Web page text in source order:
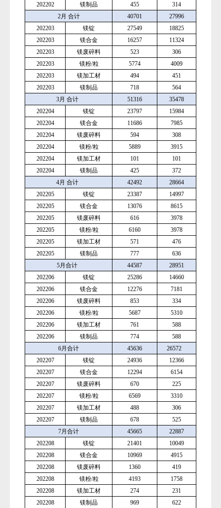
202202
镁制品 455
314
2月 合计
40701
27996
202203
镁锭 27549
18825
202203
镁合金 16257
11324
202203
镁废碎料 523
306
202203
镁粉/粒 5774
4009
202203
镁加工材 494
451
202203
镁制品 718
564
3月 合计
51316
35478
202204
镁锭 23797
15984
202204
镁合金 11686
7985
202204
镁废碎料 594
308
202204
镁粉/粒 5889
3915
202204
镁加工材 101
101
202204
镁制品 425
372
4月 合计
42492
28664
202205
镁锭 23387
14997
202205
镁合金 13076
8615
202205
镁废碎料 616
3978
202205
镁粉/粒 6160
3978
202205
镁加工材 571
476
202205
镁制品 777
636
5月合计
44587
28951
202206
镁锭 25286
14660
202206
镁合金 12276
7181
202206
镁废碎料 853
334
202206
镁粉/粒 5687
5310
202206
镁加工材 761
588
202206
镁制品 774
588
6月合计
45636
26572
202207
镁锭 24936
12366
202207
镁合金 12294
6154
202207
镁废碎料 670
225
202207
镁粉/粒 6569
3310
202207
镁加工材 488
306
202207
镁制品 678
525
7月合计
45665
22887
202208
镁锭 21401
10049
202208
镁合金 10969
4915
202208
镁废碎料 1360
419
202208
镁粉/粒 4193
1758
202208
镁加工材 274
231
202208
镁制品 969 622